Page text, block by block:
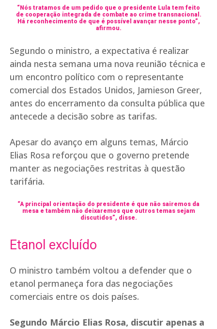
“Nós tratamos de um pedido que o presidente Lula tem feito
de cooperação integrada de combate ao crime transnacional.
Há reconhecimento de que é possível avançar nesse ponto”,
afirmou.
Segundo o ministro, a expectativa é realizar
ainda nesta semana uma nova reunião técnica e
um encontro político com o representante
comercial dos Estados Unidos, Jamieson Greer,
antes do encerramento da consulta pública que
antecede a decisão sobre as tarifas.
Apesar do avanço em alguns temas, Márcio
Elias Rosa reforçou que o governo pretende
manter as negociações restritas à questão
tarifária.
“A principal orientação do presidente é que não sairemos da
mesa e também não deixaremos que outros temas sejam
discutidos”, disse.
Etanol excluído
O ministro também voltou a defender que o
etanol permaneça fora das negociações
comerciais entre os dois países.
Segundo Márcio Elias Rosa, discutir apenas a